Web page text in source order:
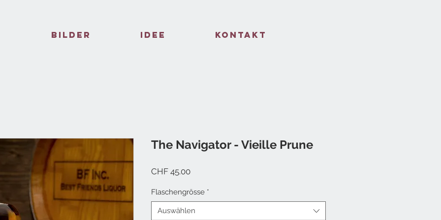
Bilder Idee Kontakt
The Navigator - Vieille Prune
CHF 45.00Preis
Flaschengrösse *
Auswählen